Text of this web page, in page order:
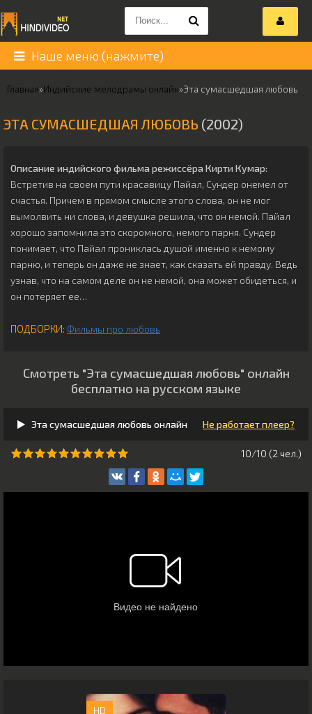
Наше меню (нажмите)
Главная»Индийские мелодрамы онлайн»Эта сумасшедшая любовь
ЭТА СУМАСШЕДШАЯ ЛЮБОВЬ (2002)
Описание индийского фильма режиссёра Кирти Кумар:
Встретив на своем пути красавицу Пайал, Сундер онемел от
счастья. Причем в прямом смысле этого слова, он не мог
вымолвить ни слова, и девушка решила, что он немой. Пайал
хорошо запомнила это скоромного, немого парня. Сундер
понимает, что Пайал прониклась душой именно к немому
парню, и теперь он даже не знает, как сказать ей правду. Ведь
узнав, что на самом деле он не немой, она может обидеться, и
он потеряет ее…
ПОДБОРКИ: Фильмы про любовь
Смотреть "Эта сумасшедшая любовь" онлайн
бесплатно на русском языке
Эта сумасшедшая любовь онлайн Не работает плеер?
10/10 (2 чeл.)
HD